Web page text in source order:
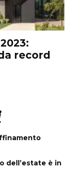
record
dell’estate è in